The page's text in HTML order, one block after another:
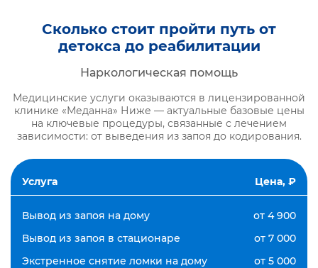
Сколько стоит пройти путь от
детокса до реабилитации
Наркологическая помощь
Медицинские услуги оказываются в лицензированной
клинике «Меданна» Ниже — актуальные базовые цены
на ключевые процедуры, связанные с лечением
зависимости: от выведения из запоя до кодирования.
Услуга Цена, ₽
Вывод из запоя на дому
от 4 900
Вывод из запоя в стационаре
от 7 000
Экстренное снятие ломки на дому
от 5 000